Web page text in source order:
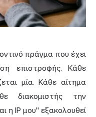
πράγμα που έχει
επιστροφής. Κάθε
μία. Κάθε αίτημα
διακομιστής την
η IP μου" εξακολουθεί